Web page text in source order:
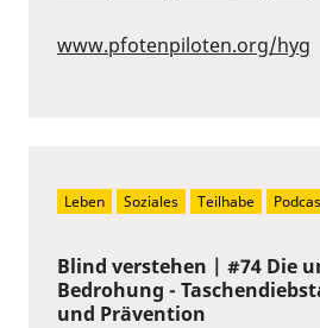
www.pfotenpiloten.org/hyg
Blind verstehen | #74 Die
Bedrohung -
und Prävention
Leben Soziales Teilhabe